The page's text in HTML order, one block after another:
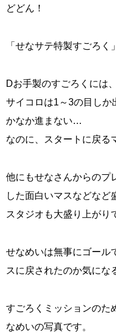
どどん！
「せなサテ特製すごろく
Dお手製のすごろくには
サイコロは1～3の目しか
かなか進まない…
なのに、スタートに戻る
他にもせなさんからのプ
した面白いマスなどなど
スタジオも大盛り上がり
せなめいは無事にゴール
スに戻されたのか気にな
すごろくミッションのた
なめいの写真です。